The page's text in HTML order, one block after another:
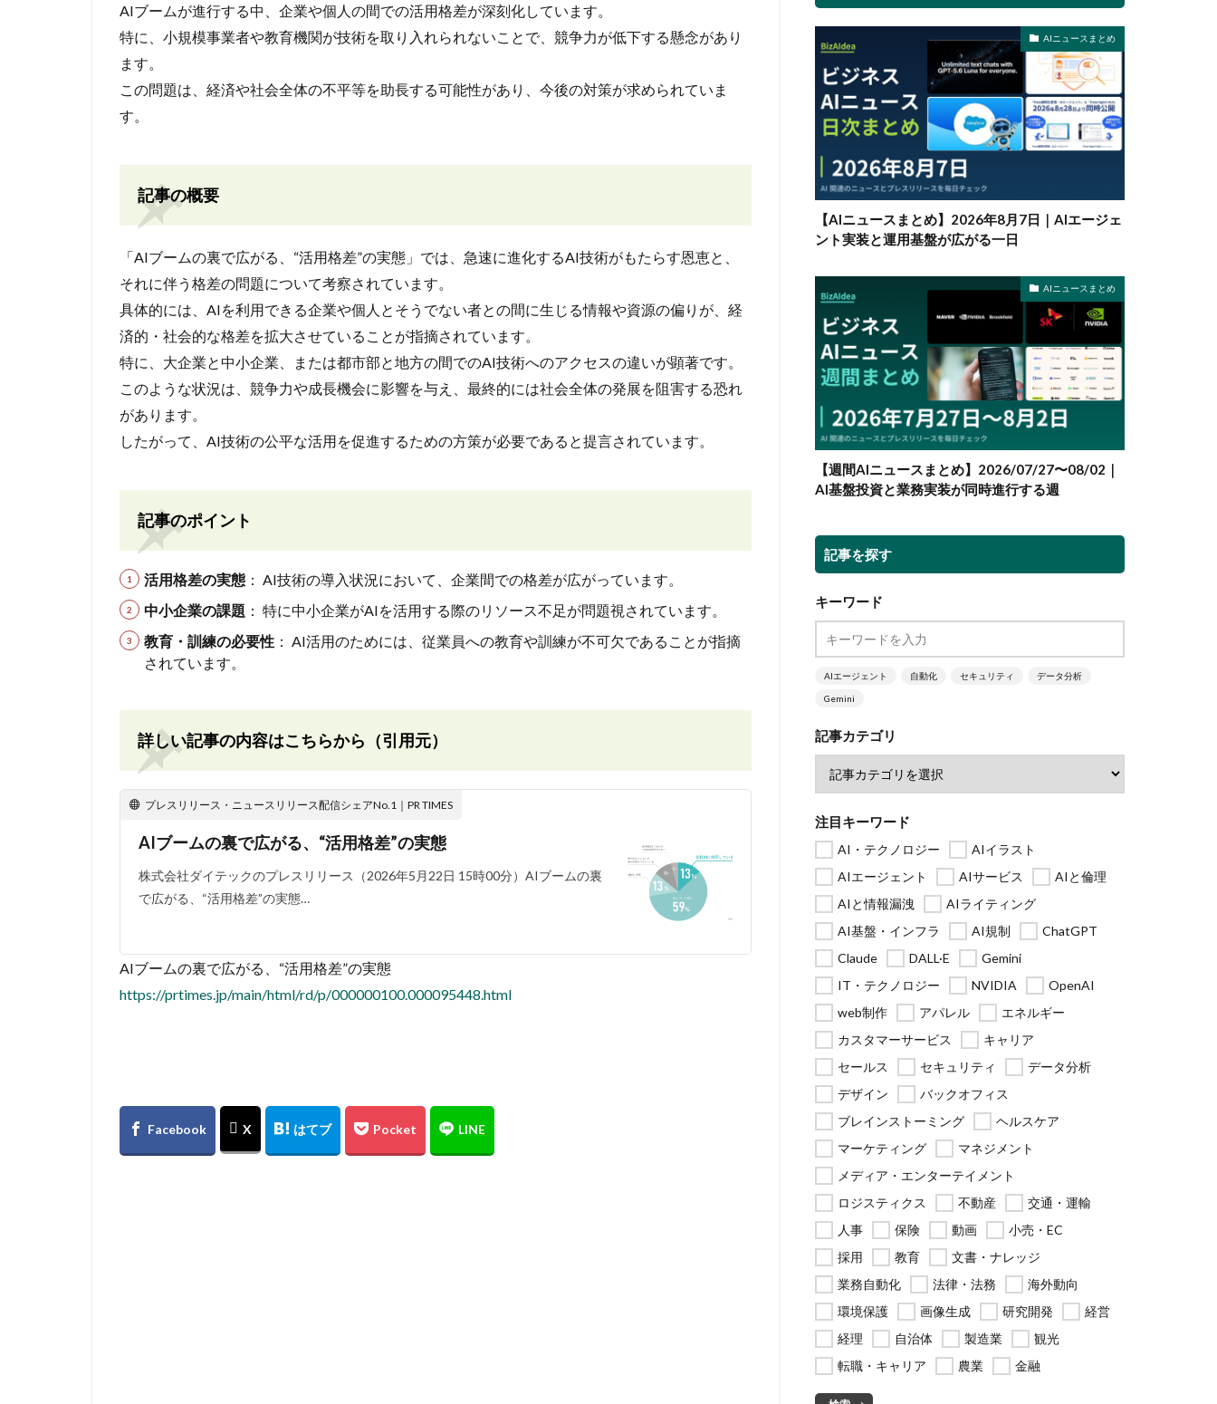
AIブームが進行する中、企業や個人の間での活用格差が深刻化しています。
特に、小規模事業者や教育機関が技術を取り入れられないことで、競争力が低下する懸念があり
ます。
この問題は、経済や社会全体の不平等を助長する可能性があり、今後の対策が求められていま
す。
記事の概要
「AIブームの裏で広がる、“活用格差”の実態」では、急速に進化するAI技術がもたらす恩恵と、
それに伴う格差の問題について考察されています。
具体的には、AIを利用できる企業や個人とそうでない者との間に生じる情報や資源の偏りが、経
済的・社会的な格差を拡大させていることが指摘されています。
特に、大企業と中小企業、または都市部と地方の間でのAI技術へのアクセスの違いが顕著です。
このような状況は、競争力や成長機会に影響を与え、最終的には社会全体の発展を阻害する恐れ
があります。
したがって、AI技術の公平な活用を促進するための方策が必要であると提言されています。
記事のポイント
活用格差の実態 ： AI技術の導入状況において、企業間での格差が広がっています。
中小企業の課題 ： 特に中小企業がAIを活用する際のリソース不足が問題視されています。
教育・訓練の必要性 ： AI活用のためには、従業員への教育や訓練が不可欠であることが指摘
されています。
詳しい記事の内容はこちらから（引用元）
プレスリリース・ニュースリリース配信シェアNo.1｜PR TIMES
AIブームの裏で広がる、“活用格差”の実態
株式会社ダイテックのプレスリリース（2026年5月22日 15時00分）AIブームの裏
で広がる、“活用格差”の実態…
AIブームの裏で広がる、“活用格差”の実態
https://prtimes.jp/main/html/rd/p/000000100.000095448.html
AIニュースまとめ
【AIニュースまとめ】2026年8月7日｜AIエージェ
ント実装と運用基盤が広がる一日
AIニュースまとめ
【週間AIニュースまとめ】2026/07/27〜08/02｜
AI基盤投資と業務実装が同時進行する週
記事を探す
キーワード
AIエージェント 自動化 セキュリティ データ分析
Gemini
記事カテゴリ
注目キーワード
AI・テクノロジー
AIイラスト
AIエージェント
AIサービス
AIと倫理
AIと情報漏洩
AIライティング
AI基盤・インフラ
AI規制
ChatGPT
Claude
DALL·E
Gemini
IT・テクノロジー
NVIDIA
OpenAI
web制作
アパレル
エネルギー
カスタマーサービス
キャリア
セールス
セキュリティ
データ分析
デザイン
バックオフィス
ブレインストーミング
ヘルスケア
マーケティング
マネジメント
メディア・エンターテイメント
ロジスティクス
不動産
交通・運輸
人事
保険 動画
小売・EC
採用
教育
文書・ナレッジ
業務自動化
法律・法務
海外動向
環境保護
画像生成 研究開発
経営
経理
自治体 製造業
観光
転職・キャリア
農業 金融